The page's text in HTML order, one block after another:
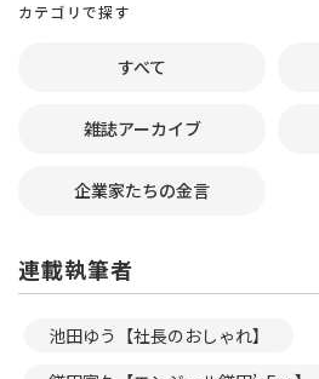
カテゴリで探す
すべて
雑誌アーカイブ
企業家たちの金言
連載執筆者
池田ゆう【社長のおしゃれ】